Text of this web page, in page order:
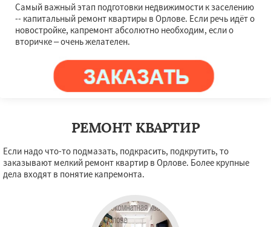
Самый важный этап подготовки недвижимости к заселению
-- капитальный ремонт квартиры в Орлове. Если речь идёт о
новостройке, капремонт абсолютно необходим, если о
вторичке – очень желателен.
РЕМОНТ КВАРТИР
Если надо что-то подмазать, подкрасить, подкрутить, то
заказывают мелкий ремонт квартир в Орлове. Более крупные
дела входят в понятие капремонта.